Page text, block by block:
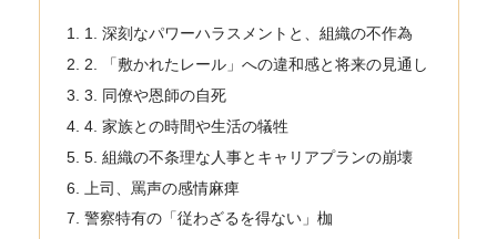
1. 深刻なパワーハラスメントと、組織の不作為
2. 「敷かれたレール」への違和感と将来の見通し
3. 同僚や恩師の自死
4. 家族との時間や生活の犠牲
5. 組織の不条理な人事とキャリアプランの崩壊
上司、罵声の感情麻痺
警察特有の「従わざるを得ない」枷